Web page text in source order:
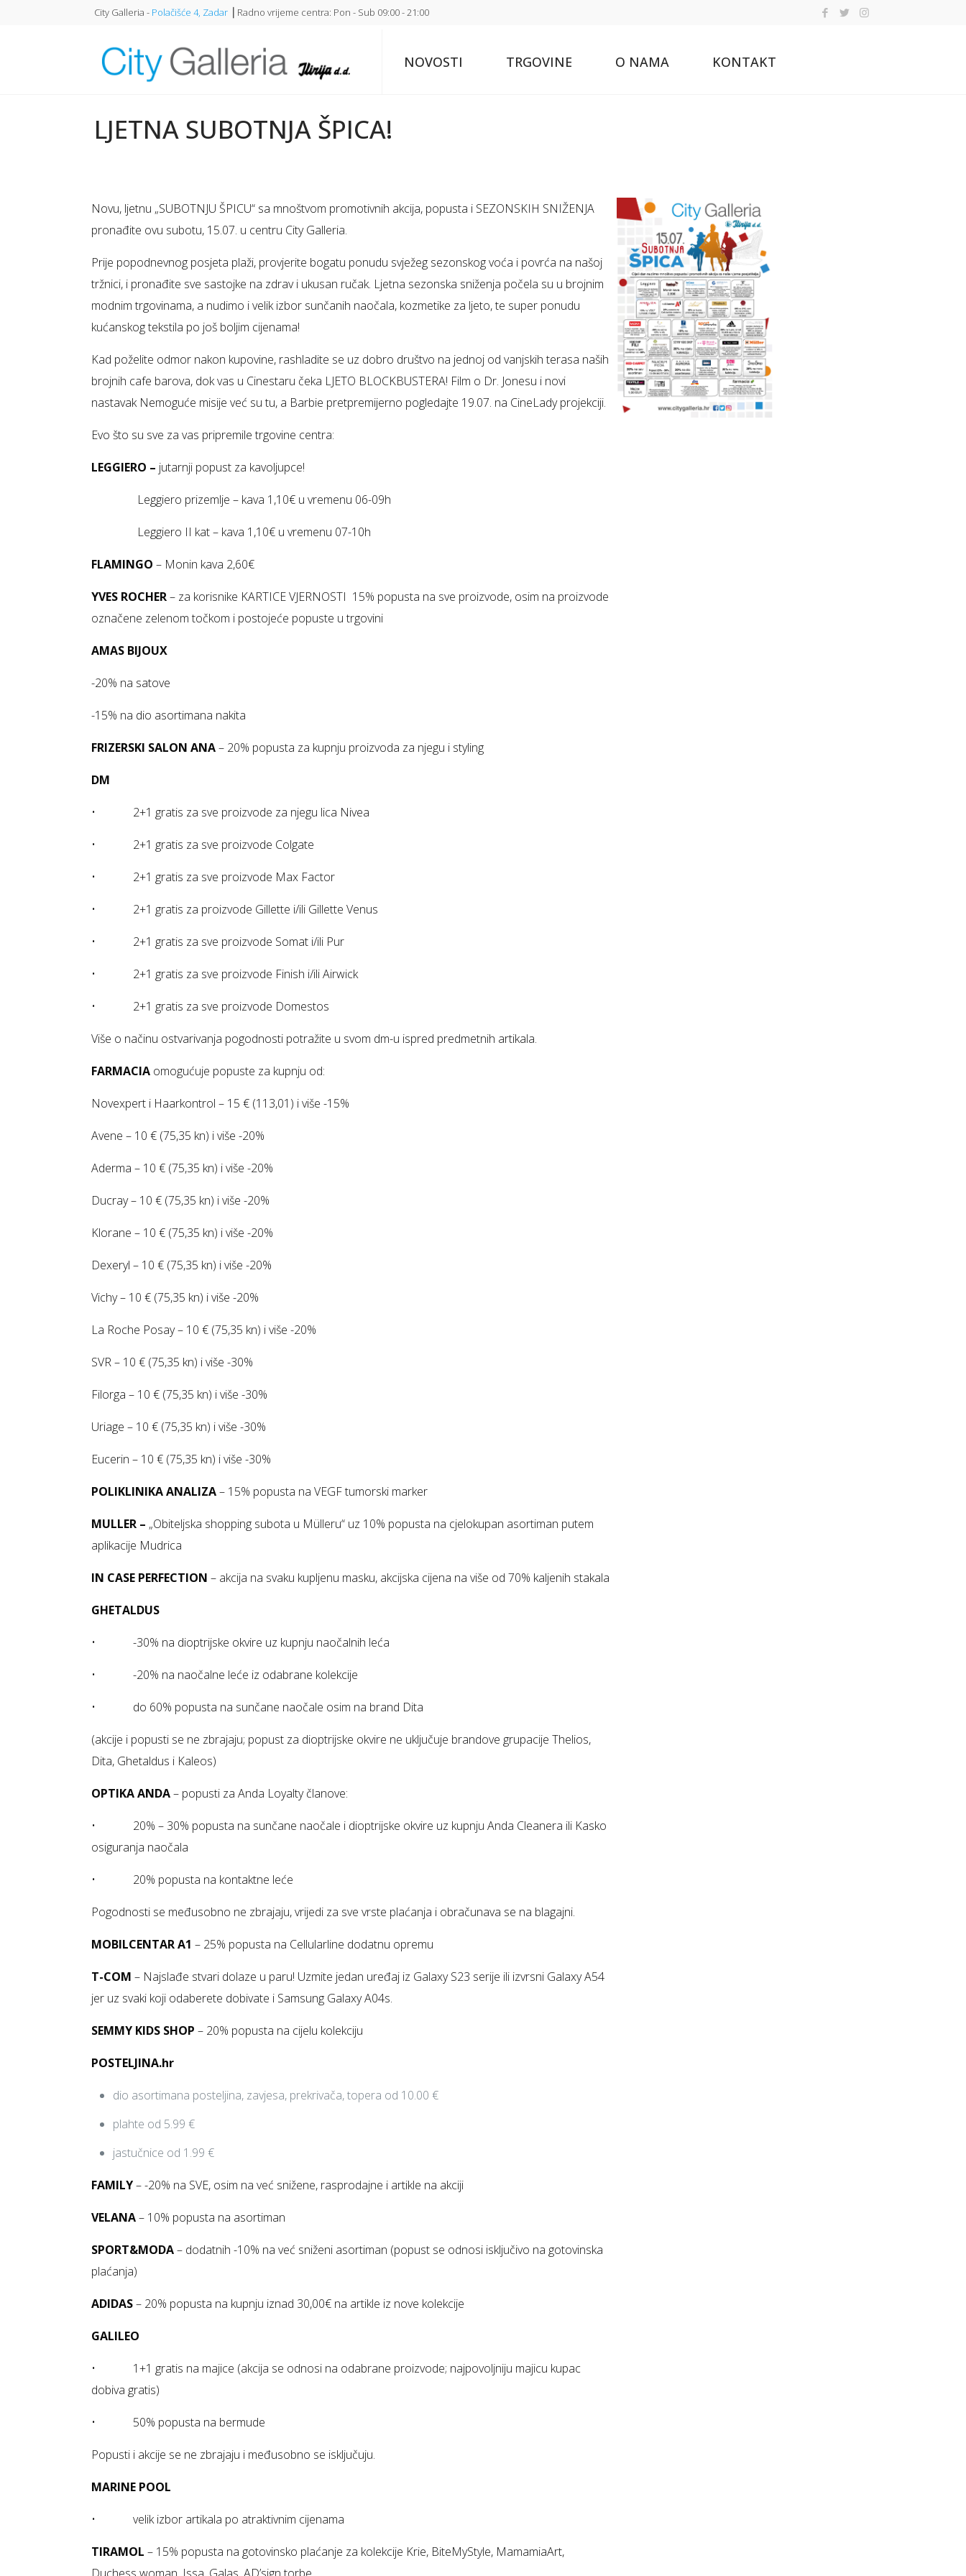
City Galleria - Polačišće 4, Zadar ⎥ Radno vrijeme centra: Pon - Sub 09:00 - 21:00
NOVOSTI TRGOVINE O NAMA KONTAKT
LJETNA SUBOTNJA ŠPICA!
Novu, ljetnu „SUBOTNJU ŠPICU“ sa mnoštvom promotivnih akcija, popusta i SEZONSKIH SNIŽENJA
pronađite ovu subotu, 15.07. u centru City Galleria.
Prije popodnevnog posjeta plaži, provjerite bogatu ponudu svježeg sezonskog voća i povrća na našoj
tržnici, i pronađite sve sastojke na zdrav i ukusan ručak. Ljetna sezonska sniženja počela su u brojnim
modnim trgovinama, a nudimo i velik izbor sunčanih naočala, kozmetike za ljeto, te super ponudu
kućanskog tekstila po još boljim cijenama!
Kad poželite odmor nakon kupovine, rashladite se uz dobro društvo na jednoj od vanjskih terasa naših
brojnih cafe barova, dok vas u Cinestaru čeka LJETO BLOCKBUSTERA! Film o Dr. Jonesu i novi
nastavak Nemoguće misije već su tu, a Barbie pretpremijerno pogledajte 19.07. na CineLady projekciji.
Evo što su sve za vas pripremile trgovine centra:
LEGGIERO – jutarnji popust za kavoljupce!
Leggiero prizemlje – kava 1,10€ u vremenu 06-09h
Leggiero II kat – kava 1,10€ u vremenu 07-10h
FLAMINGO – Monin kava 2,60€
YVES ROCHER– za korisnike KARTICE VJERNOSTI 15% popusta na sve proizvode, osim na proizvode
označene zelenom točkom i postojeće popuste u trgovini
AMAS BIJOUX
-20% na satove
-15% na dio asortimana nakita
FRIZERSKI SALON ANA– 20% popusta za kupnju proizvoda za njegu i styling
DM
• 2+1 gratis za sve proizvode za njegu lica Nivea
• 2+1 gratis za sve proizvode Colgate
• 2+1 gratis za sve proizvode Max Factor
• 2+1 gratis za proizvode Gillette i/ili Gillette Venus
• 2+1 gratis za sve proizvode Somat i/ili Pur
• 2+1 gratis za sve proizvode Finish i/ili Airwick
• 2+1 gratis za sve proizvode Domestos
Više o načinu ostvarivanja pogodnosti potražite u svom dm-u ispred predmetnih artikala.
FARMACIA omogućuje popuste za kupnju od:
Novexpert i Haarkontrol – 15 € (113,01) i više -15%
Avene – 10 € (75,35 kn) i više -20%
Aderma – 10 € (75,35 kn) i više -20%
Ducray – 10 € (75,35 kn) i više -20%
Klorane – 10 € (75,35 kn) i više -20%
Dexeryl – 10 € (75,35 kn) i više -20%
Vichy – 10 € (75,35 kn) i više -20%
La Roche Posay – 10 € (75,35 kn) i više -20%
SVR – 10 € (75,35 kn) i više -30%
Filorga – 10 € (75,35 kn) i više -30%
Uriage – 10 € (75,35 kn) i više -30%
Eucerin – 10 € (75,35 kn) i više -30%
POLIKLINIKA ANALIZA– 15% popusta na VEGF tumorski marker
MULLER – „Obiteljska shopping subota u Mülleru“ uz 10% popusta na cjelokupan asortiman putem
aplikacije Mudrica
IN CASE PERFECTION – akcija na svaku kupljenu masku, akcijska cijena na više od 70% kaljenih stakala
GHETALDUS
• -30% na dioptrijske okvire uz kupnju naočalnih leća
• -20% na naočalne leće iz odabrane kolekcije
• do 60% popusta na sunčane naočale osim na brand Dita
(akcije i popusti se ne zbrajaju; popust za dioptrijske okvire ne uključuje brandove grupacije Thelios,
Dita, Ghetaldus i Kaleos)
OPTIKA ANDA– popusti za Anda Loyalty članove:
• 20% – 30% popusta na sunčane naočale i dioptrijske okvire uz kupnju Anda Cleanera ili Kasko
osiguranja naočala
• 20% popusta na kontaktne leće
Pogodnosti se međusobno ne zbrajaju, vrijedi za sve vrste plaćanja i obračunava se na blagajni.
MOBILCENTAR A1 – 25% popusta na Cellularline dodatnu opremu
T-COM – Najslađe stvari dolaze u paru! Uzmite jedan uređaj iz Galaxy S23 serije ili izvrsni Galaxy A54
jer uz svaki koji odaberete dobivate i Samsung Galaxy A04s.
SEMMY KIDS SHOP – 20% popusta na cijelu kolekciju
POSTELJINA.hr
dio asortimana posteljina, zavjesa, prekrivača, topera od 10.00 €
plahte od 5.99 €
jastučnice od 1.99 €
FAMILY– -20% na SVE, osim na već snižene, rasprodajne i artikle na akciji
VELANA– 10% popusta na asortiman
SPORT&MODA– dodatnih -10% na već sniženi asortiman (popust se odnosi isključivo na gotovinska
plaćanja)
ADIDAS– 20% popusta na kupnju iznad 30,00€ na artikle iz nove kolekcije
GALILEO
• 1+1 gratis na majice (akcija se odnosi na odabrane proizvode; najpovoljniju majicu kupac
dobiva gratis)
• 50% popusta na bermude
Popusti i akcije se ne zbrajaju i međusobno se isključuju.
MARINE POOL
• velik izbor artikala po atraktivnim cijenama
TIRAMOL – 15% popusta na gotovinsko plaćanje za kolekcije Krie, BiteMyStyle, MamamiaArt,